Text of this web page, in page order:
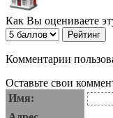
Как Вы оцениваете
Комментарии
Оставьте свои
Имя: